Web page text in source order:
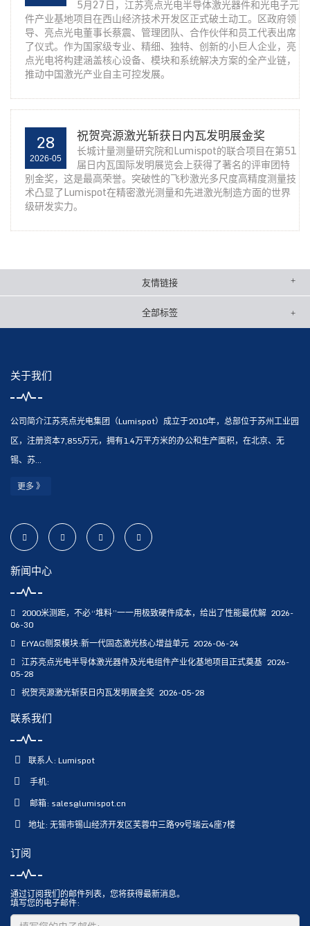
5月27日，江苏亮点光电半导体激光器件和光电子元
件产业基地项目在西山经济技术开发区正式破土动工。区政府领
导、亮点光电董事长蔡震、管理团队、合作伙伴和员工代表出席
了仪式。作为国家级专业、精细、独特、创新的小巨人企业，亮
点光电将构建涵盖核心设备、模块和系统解决方案的全产业链，
推动中国激光产业自主可控发展。
28
2026-05
祝贺亮源激光斩获日内瓦发明展金奖
长城计量测量研究院和Lumispot的联合项目在第51
届日内瓦国际发明展览会上获得了著名的评审团特
别金奖，这是最高荣誉。突破性的飞秒激光多尺度高精度测量技
术凸显了Lumispot在精密激光测量和先进激光制造方面的世界
级研发实力。
友情链接
全部标签
关于我们
公司简介江苏亮点光电集团（Lumispot）成立于2010年，总部位于苏州工业园
区，注册资本7,855万元，拥有1.4万平方米的办公和生产面积，在北京、无
锡、苏...
更多 》
新闻中心
2000米测距，不必“堆料”一一用极致硬件成本，给出了性能最优解 2026-
06-30
ErYAG侧泵模块:新一代固态激光核心增益单元 2026-06-24
江苏亮点光电半导体激光器件及光电组件产业化基地项目正式奠基 2026-
05-28
祝贺亮源激光斩获日内瓦发明展金奖 2026-05-28
联系我们
联系人: Lumispot
手机:
邮箱: sales@lumispot.cn
地址: 无锡市锡山经济开发区芙蓉中三路99号瑞云4座7楼
订阅
通过订阅我们的邮件列表，您将获得最新消息。
填写您的电子邮件: